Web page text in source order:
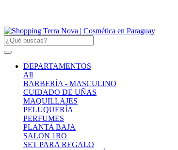
DEPARTAMENTOS
All
BARBERÍA - MASCULINO
CUIDADO DE UÑAS
MAQUILLAJES
PELUQUERÍA
PERFUMES
PLANTA BAJA
SALON 1RO
SET PARA REGALO